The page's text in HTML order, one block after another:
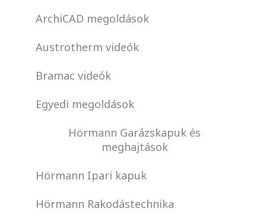
ArchiCAD megoldások
Austrotherm videók
Bramac videók
Egyedi megoldások
Hörmann Garázskapuk és
meghajtások
Hörmann Ipari kapuk
Hörmann Rakodástechnika